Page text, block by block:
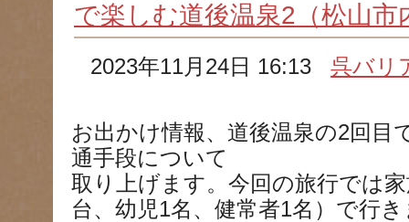
で楽しむ道後温泉2（松山市
2023年11月24日 16:13呉バリ
お出かけ情報、道後温泉の2回目
通手段について
取り上げます。今回の旅行では
台、幼児1名、健常者1名）で行